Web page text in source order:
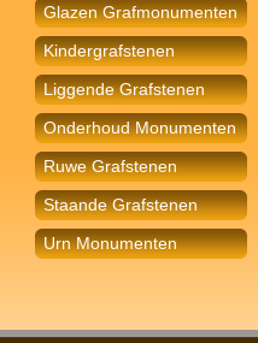
Glazen Grafmonumenten
Kindergrafstenen
Liggende Grafstenen
Onderhoud Monumenten
Ruwe Grafstenen
Staande Grafstenen
Urn Monumenten